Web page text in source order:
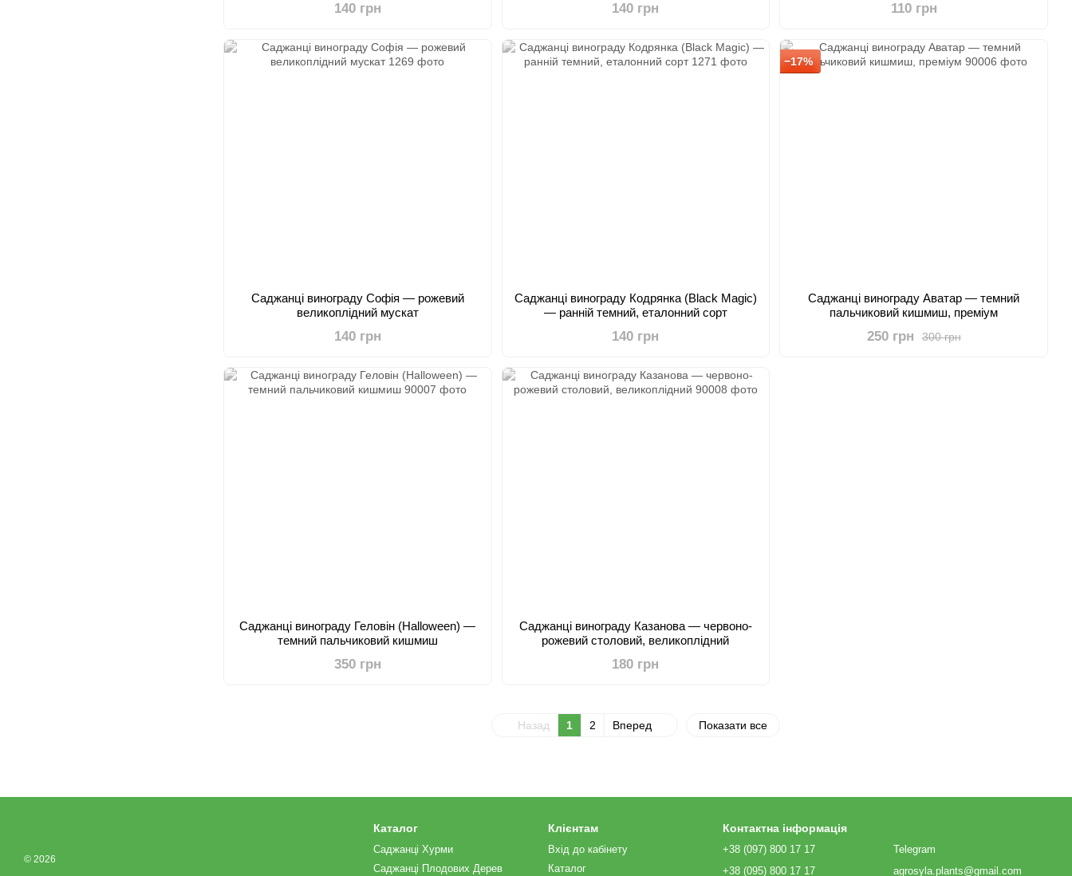
140 грн 140 грн 110 грн
Саджанці винограду Софія — рожевий
великоплідний мускат
140 грн
Саджанці винограду Кодрянка (Black Magic)
— ранній темний, еталонний сорт
140 грн
−17%
Саджанці винограду Аватар — темний
пальчиковий кишмиш, преміум
300 грн
250 грн
Саджанці винограду Геловін (Halloween) —
темний пальчиковий кишмиш
350 грн
Саджанці винограду Казанова — червоно-
рожевий столовий, великоплідний
180 грн
Назад 1 2 Вперед Показати все
© 2026
Каталог
Саджанці Хурми
Саджанці Плодових Дерев
Клієнтам
Вхід до кабінету
Каталог
Контактна інформація
+38 (097) 800 17 17
+38 (095) 800 17 17
Telegram
agrosyla.plants@gmail.com